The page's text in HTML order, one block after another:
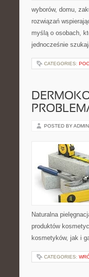
wyborów, domu,
rozwiązań
myślą o osobach,
jednocześnie
CATEGORIES:
POSTED BY ADMIN
Naturalna
produktów
kosmetyków, jak i
CATEGORIES: